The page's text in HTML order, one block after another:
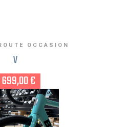
OCCASION
V
€